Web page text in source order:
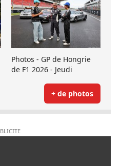
Photos - GP de Hongrie
de F1 2026 - Jeudi
+ de photos